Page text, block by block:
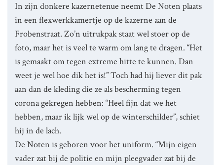
In zijn donkere kazernetenue neemt De Noten plaats
in een flexwerkkamertje op de kazerne aan de
Frobenstraat. Zo’n uitrukpak staat wel stoer op de
foto, maar het is veel te warm om lang te dragen. “Het
is gemaakt om tegen extreme hitte te kunnen. Dan
weet je wel hoe dik het is!” Toch had hij liever dit pak
aan dan de kleding die ze als bescherming tegen
corona gekregen hebben: “Heel fijn dat we het
hebben, maar ik lijk wel op de winterschilder”, schiet
hij in de lach.
De Noten is geboren voor het uniform. “Mijn eigen
vader zat bij de politie en mijn pleegvader zat bij de